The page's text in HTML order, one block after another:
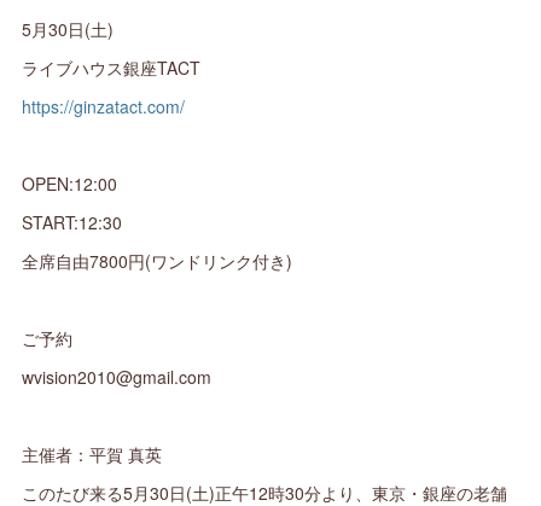
5月30日(土)
ライブハウス銀座TACT
https://ginzatact.com/
OPEN:12:00
START:12:30
全席自由7800円(ワンドリンク付き)
ご予約
wvision2010@gmail.com
主催者：平賀 真英
このたび来る5月30日(土)正午12時30分より、東京・銀座の老舗